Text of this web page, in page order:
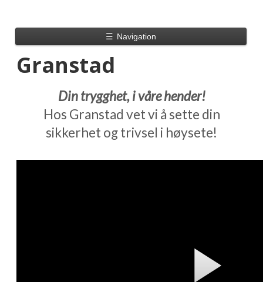
☰ Navigation
Granstad
Din trygghet, i våre hender!
Hos Granstad vet vi å sette din
sikkerhet og trivsel i høysete!